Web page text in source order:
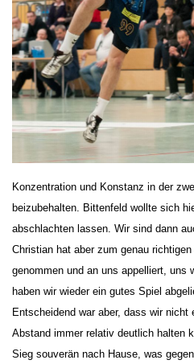
Konzentration und Konstanz in der
beizubehalten. Bittenfeld wollte sich
abschlachten lassen. Wir sind dann
Christian hat aber zum genau
genommen und an uns appelliert, uns
haben wir wieder ein gutes Spiel
Entscheidend war aber, dass wir nicht
Abstand immer relativ deutlich halten
Sieg souverän nach Hause, was